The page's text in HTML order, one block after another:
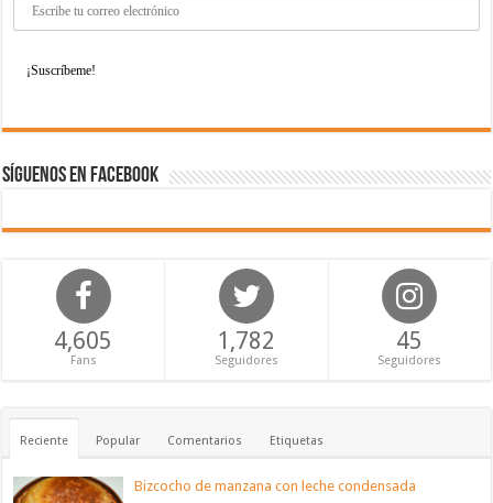
Síguenos en Facebook
4,605
Fans
1,782
Seguidores
45
Seguidores
Reciente Popular Comentarios Etiquetas
Bizcocho de manzana con leche condensada